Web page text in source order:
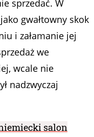
sprzedać. W
gwałtowny skok
i załamanie jej
we
wcale nie
nadzwyczaj
salon